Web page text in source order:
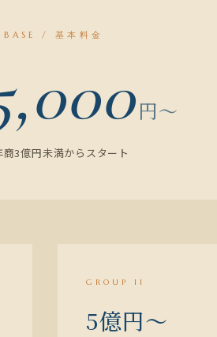
/ 基本料金
円〜
3億円未満からスタート
GROUP II
5億円〜